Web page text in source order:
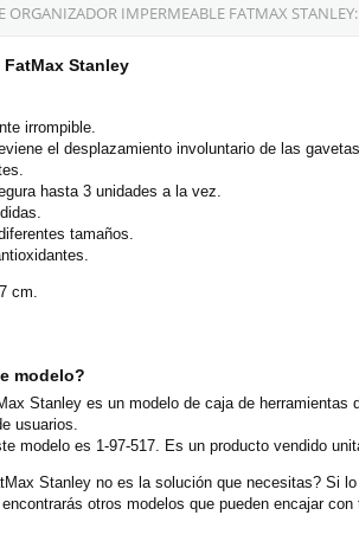
IMPERMEABLE FATMAX STANLEY:
Stanley
irrompible.
el desplazamiento involuntario de las
hasta 3 unidades a la vez.
tamaños.
cm.
modelo?
Stanley es un modelo de caja de
usuarios.
modelo es 1-97-517. Es un producto vendido
Stanley no es la solución que necesitas? Si
otros modelos que pueden encajar